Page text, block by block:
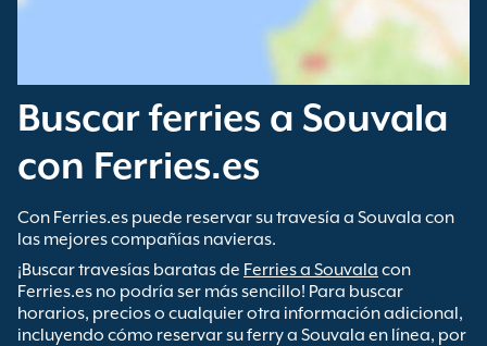
Buscar ferries a Souvala
con Ferries.es
Con Ferries.es puede reservar su travesía a Souvala con
las mejores compañías navieras.
¡Buscar travesías baratas de Ferries a Souvala con
Ferries.es no podría ser más sencillo! Para buscar
horarios, precios o cualquier otra información adicional,
incluyendo cómo reservar su ferry a Souvala en línea, por